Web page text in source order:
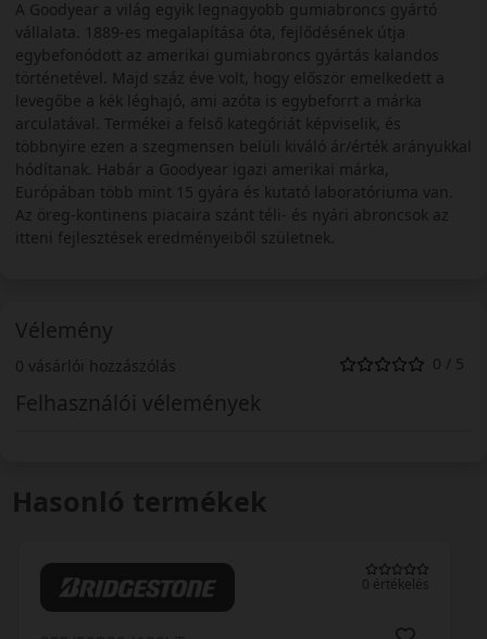
A Goodyear a világ egyik legnagyobb gumiabroncs gyártó
vállalata. 1889-es megalapítása óta, fejlődésének útja
egybefonódott az amerikai gumiabroncs gyártás kalandos
történetével. Majd száz éve volt, hogy először emelkedett a
levegőbe a kék léghajó, ami azóta is egybeforrt a márka
arculatával. Termékei a felső kategóriát képviselik, és
többnyire ezen a szegmensen belüli kiváló ár/érték arányukkal
hódítanak. Habár a Goodyear igazi amerikai márka,
Európában több mint 15 gyára és kutató laboratóriuma van.
Az öreg-kontinens piacaira szánt téli- és nyári abroncsok az
itteni fejlesztések eredményeiből születnek.
Vélemény
0 vásárlói hozzászólás 0 / 5
Felhasználói vélemények
Hasonló termékek
0 értékelés